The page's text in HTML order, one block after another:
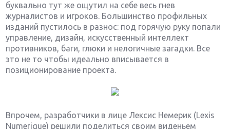
буквально тут же ощутил на себе весь гнев
журналистов и игроков. Большинство профильных
изданий пустилось в разнос: под горячую руку попали
управление, дизайн, искусственный интеллект
противников, баги, глюки и нелогичные загадки. Все
это не то чтобы идеально вписывается в
позиционирование проекта.
Впрочем, разработчики в лице Лексис Немерик (Lexis
Numerique) решили поделиться своим виденьем